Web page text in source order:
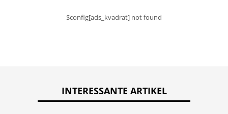
$config[ads_kvadrat] not found
INTERESSANTE ARTIKEL